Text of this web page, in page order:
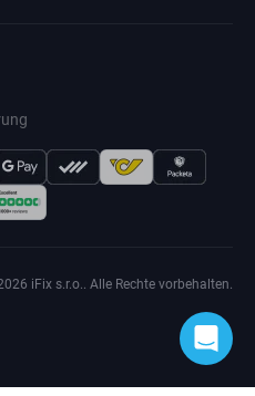
iFix s.r.o.. Alle Rechte vorbehalten.